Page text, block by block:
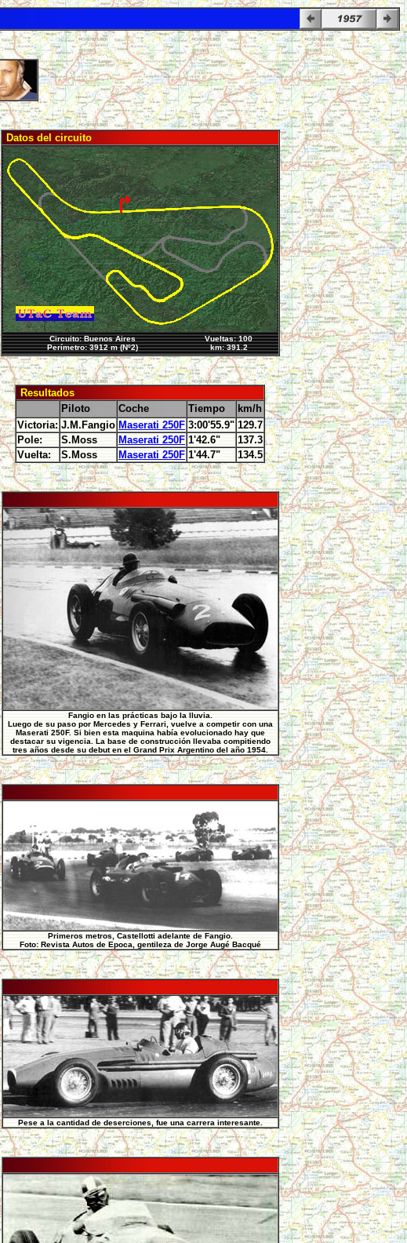
Datos del circuito
Circuito: Buenos Aires
Perímetro: 3912 m (Nº2)
Vueltas: 100
km: 391.2
Resultados
Piloto
Coche Tiempo
km/h
Victoria: J.M.Fangio Maserati 250F 3:00'55.9" 129.7
Pole:
S.Moss Maserati 250F 1'42.6"
137.3
Vuelta:
S.Moss Maserati 250F 1'44.7" 134.5
Fangio en las prácticas bajo la lluvia.
Luego de su paso por Mercedes y Ferrari, vuelve a competir con una
Maserati 250F. Si bien esta maquina había evolucionado hay que
destacar su vigencia. La base de construcción llevaba compitiendo
tres años desde su debut en el Grand Prix Argentino del año 1954.
Primeros metros, Castellotti adelante de Fangio.
Foto: Revista Autos de Epoca, gentileza de Jorge Augé Bacqué
Pese a la cantidad de deserciones, fue una carrera interesante.